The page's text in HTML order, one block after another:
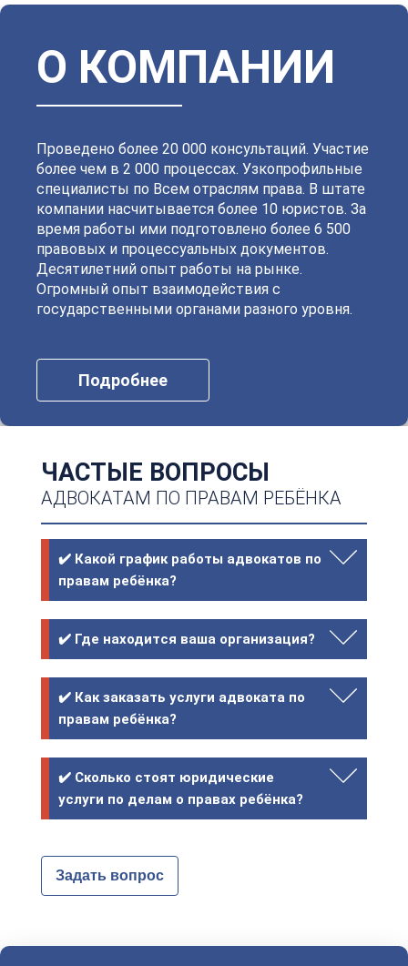
Московский
Невский Октябрьский
Петроградский
Петродворцовый
Приморский Пушкинский
Сестрорецкий
Смольнинский
О КОМПАНИИ
Проведено более 20 000 консультаций. Участие
более чем в 2 000 процессах. Узкопрофильные
специалисты по Всем отраслям права. В штате
компании насчитывается более 10 юристов. За
время работы ими подготовлено более 6 500
правовых и процессуальных документов.
Десятилетний опыт работы на рынке.
Огромный опыт взаимодействия с
государственными органами разного уровня.
Подробнее
ЧАСТЫЕ ВОПРОСЫ
АДВОКАТАМ ПО ПРАВАМ РЕБЁНКА
✔️ Какой график работы адвокатов по
правам ребёнка?
✔️ Где находится ваша организация?
✔️ Как заказать услуги адвоката по
правам ребёнка?
✔️ Сколько стоят юридические
услуги по делам о правах ребёнка?
Задать вопрос